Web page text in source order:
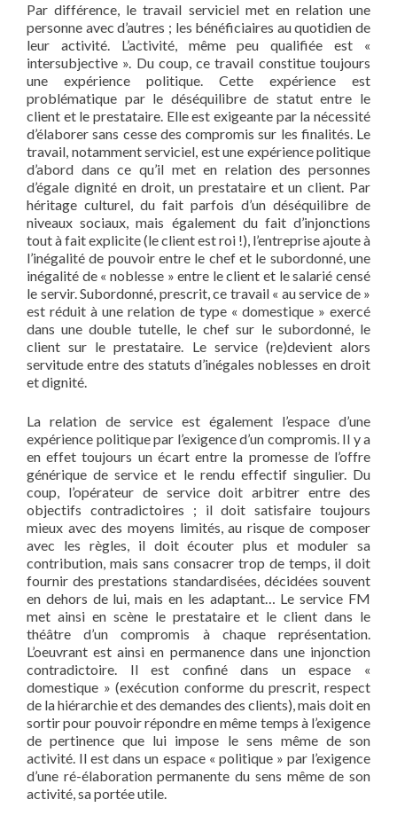
Par différence, le travail serviciel met en relation une
personne avec d’autres ; les bénéficiaires au quotidien de
leur activité. L’activité, même peu qualifiée est «
intersubjective ». Du coup, ce travail constitue toujours
une expérience politique. Cette expérience est
problématique par le déséquilibre de statut entre le
client et le prestataire. Elle est exigeante par la nécessité
d’élaborer sans cesse des compromis sur les finalités. Le
travail, notamment serviciel, est une expérience politique
d’abord dans ce qu’il met en relation des personnes
d’égale dignité en droit, un prestataire et un client. Par
héritage culturel, du fait parfois d’un déséquilibre de
niveaux sociaux, mais également du fait d’injonctions
tout à fait explicite (le client est roi !), l’entreprise ajoute à
l’inégalité de pouvoir entre le chef et le subordonné, une
inégalité de « noblesse » entre le client et le salarié censé
le servir. Subordonné, prescrit, ce travail « au service de »
est réduit à une relation de type « domestique » exercé
dans une double tutelle, le chef sur le subordonné, le
client sur le prestataire. Le service (re)devient alors
servitude entre des statuts d’inégales noblesses en droit
et dignité.
La relation de service est également l’espace d’une
expérience politique par l’exigence d’un compromis. Il y a
en effet toujours un écart entre la promesse de l’offre
générique de service et le rendu effectif singulier. Du
coup, l’opérateur de service doit arbitrer entre des
objectifs contradictoires ; il doit satisfaire toujours
mieux avec des moyens limités, au risque de composer
avec les règles, il doit écouter plus et moduler sa
contribution, mais sans consacrer trop de temps, il doit
fournir des prestations standardisées, décidées souvent
en dehors de lui, mais en les adaptant… Le service FM
met ainsi en scène le prestataire et le client dans le
théâtre d’un compromis à chaque représentation.
L’oeuvrant est ainsi en permanence dans une injonction
contradictoire. Il est confiné dans un espace «
domestique » (exécution conforme du prescrit, respect
de la hiérarchie et des demandes des clients), mais doit en
sortir pour pouvoir répondre en même temps à l’exigence
de pertinence que lui impose le sens même de son
activité. Il est dans un espace « politique » par l’exigence
d’une ré-élaboration permanente du sens même de son
activité, sa portée utile.